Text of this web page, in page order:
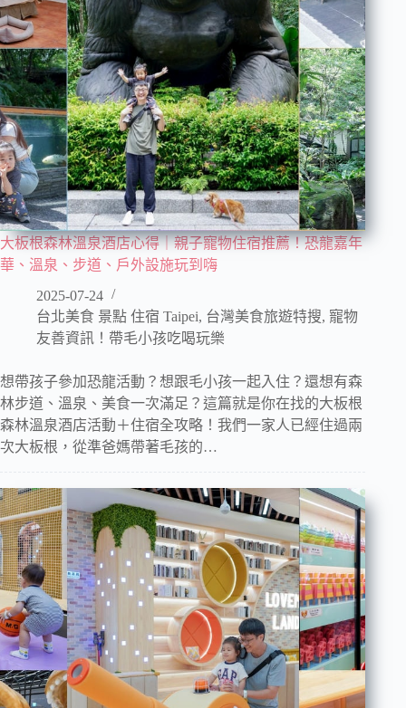
大板根森林溫泉酒店心得｜親子寵物住宿推薦！恐龍嘉年
華、溫泉、步道、戶外設施玩到嗨
2025-07-24
台北美食 景點 住宿 Taipei, 台灣美食旅遊特搜, 寵物
友善資訊！帶毛小孩吃喝玩樂
想帶孩子參加恐龍活動？想跟毛小孩一起入住？還想有森
林步道、溫泉、美食一次滿足？這篇就是你在找的大板根
森林溫泉酒店活動＋住宿全攻略！我們一家人已經住過兩
次大板根，從準爸媽帶著毛孩的…